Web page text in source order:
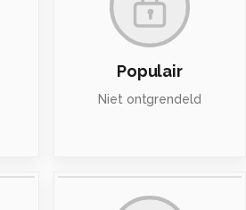
Populair
Niet ontgrendeld